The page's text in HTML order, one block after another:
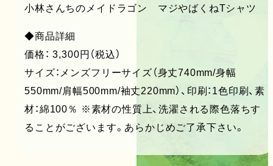
小林さんちのメイドラゴン マジやばくねTシャツ
◆商品詳細
価格： 3,300円（税込）
サイズ：メンズフリーサイズ（身丈740mm/身幅
550mm/肩幅500mm/袖丈220mm）、印刷：1色印刷、素
材：綿100％ ※素材の性質上、洗濯される際色落ちす
ることがございます。あらかじめご了承下さい。